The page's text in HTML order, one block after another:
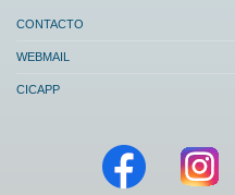
CONTACTO
WEBMAIL
CICAPP